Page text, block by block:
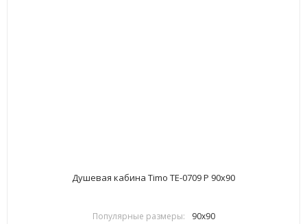
Душевая кабина Timo TE-0709 P 90х90
Популярные размеры:
90х90